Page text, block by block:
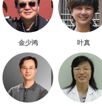
金少鸿 叶真